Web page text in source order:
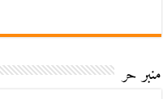
منبر حر